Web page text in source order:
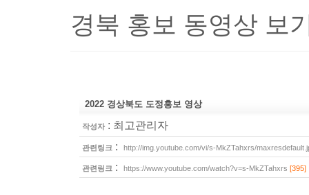
경북 홍보 동영상 보
2022 경상북도 도정홍보 영상
작성자: 최고관리자
관련링크 : http://img.youtube.com/vi/s-MkZTahxrs/
관련링크 : https://www.youtube.com/watch?v=s-MkZTahxrs [395]